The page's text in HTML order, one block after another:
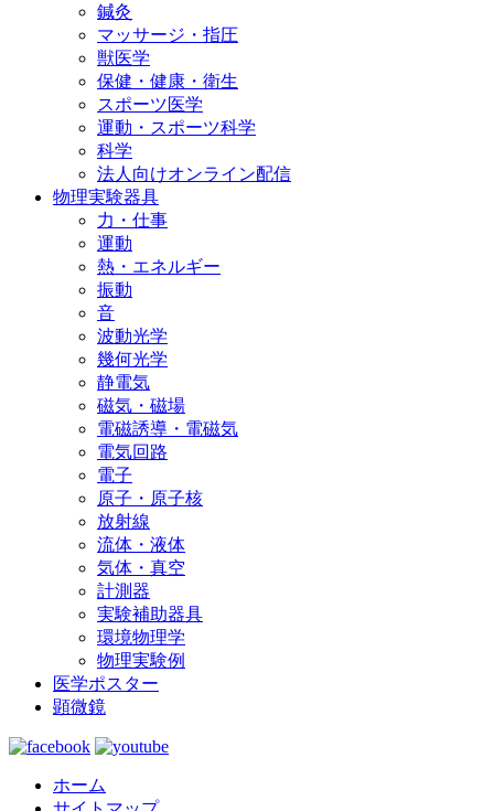
鍼灸
マッサージ・指圧
獣医学
保健・健康・衛生
スポーツ医学
運動・スポーツ科学
科学
法人向けオンライン配信
物理実験器具
力・仕事
運動
熱・エネルギー
振動
音
波動光学
幾何光学
静電気
磁気・磁場
電磁誘導・電磁気
電気回路
電子
原子・原子核
放射線
流体・液体
気体・真空
計測器
実験補助器具
環境物理学
物理実験例
医学ポスター
顕微鏡
ホーム